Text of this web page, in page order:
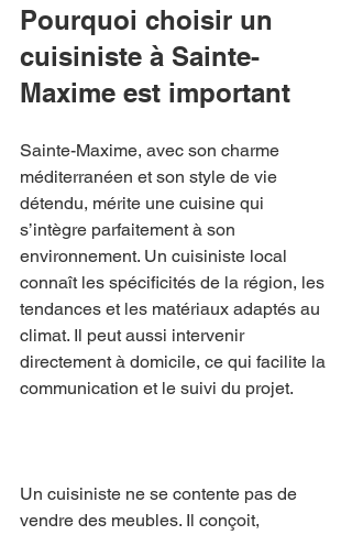
Pourquoi choisir un
cuisiniste à Sainte-
Maxime est important
Sainte-Maxime, avec son charme
méditerranéen et son style de vie
détendu, mérite une cuisine qui
s’intègre parfaitement à son
environnement. Un cuisiniste local
connaît les spécificités de la région, les
tendances et les matériaux adaptés au
climat. Il peut aussi intervenir
directement à domicile, ce qui facilite la
communication et le suivi du projet.
Un cuisiniste ne se contente pas de
vendre des meubles. Il conçoit,